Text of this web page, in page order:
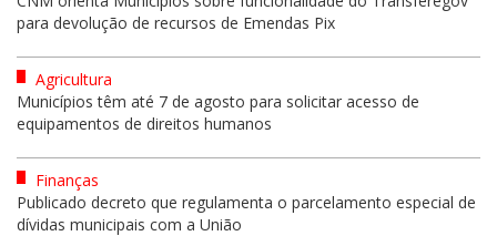
para devolução de recursos de Emendas Pix
Agricultura
Municípios têm até 7 de agosto para solicitar acesso de
equipamentos de direitos humanos
Finanças
Publicado decreto que regulamenta o parcelamento especial de
dívidas municipais com a União